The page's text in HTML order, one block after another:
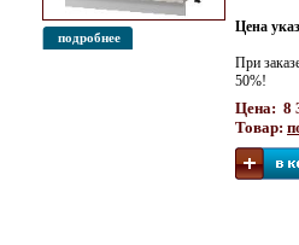
подробнее
Цена
При
50%!
Цена: 8
Товар: